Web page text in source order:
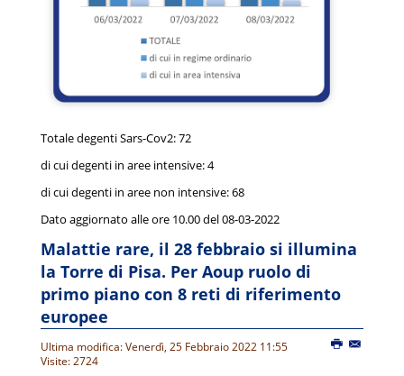
Totale degenti Sars-Cov2: 72
di cui degenti in aree intensive: 4
di cui degenti in aree non intensive: 68
Dato aggiornato alle ore 10.00 del 08-03-2022
Malattie rare, il 28 febbraio si illumina
la Torre di Pisa. Per Aoup ruolo di
primo piano con 8 reti di riferimento
europee
Ultima modifica: Venerdì, 25 Febbraio 2022 11:55
Visite: 2724